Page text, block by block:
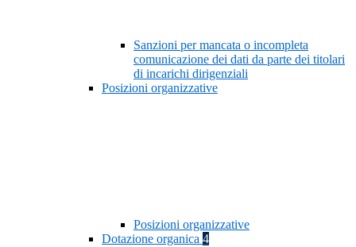
Sanzioni per mancata o incompleta
comunicazione dei dati da parte dei titolari
di incarichi dirigenziali
Posizioni organizzative
Posizioni organizzative
Dotazione organica 4